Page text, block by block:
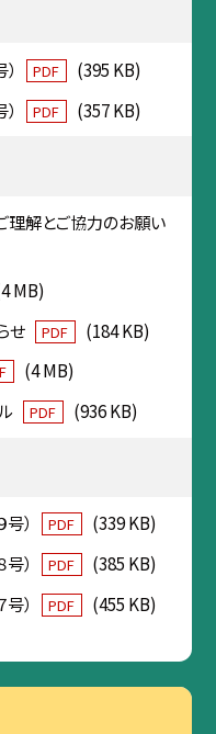
PDF
(395 KB)
PDF (357 KB)
理解とご協力のお願い
MB)
せ
PDF
(184 KB)
(4 MB)
PDF (936 KB)
） PDF
(339 KB)
）
PDF
(385 KB)
）
PDF (455 KB)